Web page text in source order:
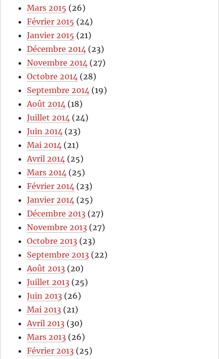
Mars 2015 (26)
Février 2015 (24)
Janvier 2015 (21)
Décembre 2014 (23)
Novembre 2014 (27)
Octobre 2014 (28)
Septembre 2014 (19)
Août 2014 (18)
Juillet 2014 (24)
Juin 2014 (23)
Mai 2014 (21)
Avril 2014 (25)
Mars 2014 (25)
Février 2014 (23)
Janvier 2014 (25)
Décembre 2013 (27)
Novembre 2013 (27)
Octobre 2013 (23)
Septembre 2013 (22)
Août 2013 (20)
Juillet 2013 (25)
Juin 2013 (26)
Mai 2013 (21)
Avril 2013 (30)
Mars 2013 (26)
Février 2013 (25)